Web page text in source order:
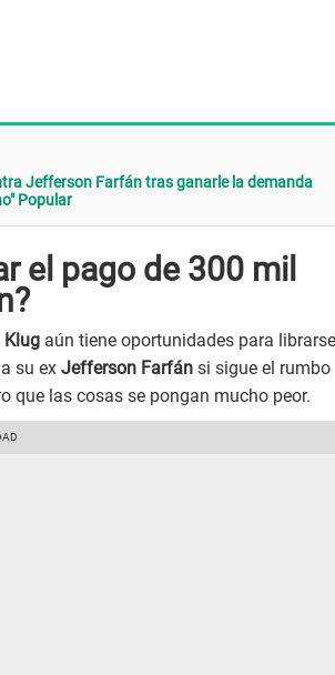
Jefferson Farfán tras ganarle la demanda
Popular
el pago de 300 mil
Klug aún tiene oportunidades para librarse
su ex Jefferson Farfán si sigue el rumbo
que las cosas se pongan mucho peor.